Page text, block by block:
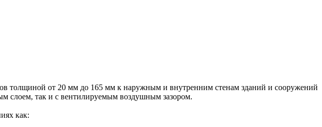
толщиной от 20 мм до 165 мм к наружным и внутренним стенам зданий и сооружений
слоем, так и c вентилируемым воздушным зазором.
как: